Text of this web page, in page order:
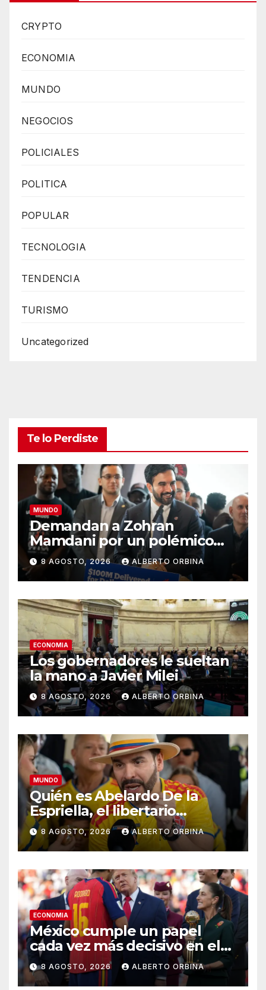
CRYPTO
ECONOMIA
MUNDO
NEGOCIOS
POLICIALES
POLITICA
POPULAR
TECNOLOGIA
TENDENCIA
TURISMO
Uncategorized
Te lo Perdiste
MUNDO
Demandan a Zohran
Mamdani por un polémico
impuesto inmobiliario que
podría afectar a miles de
personas
8 AGOSTO, 2026 ALBERTO ORBINA
ECONOMIA
Los gobernadores le sueltan
la mano a Javier Milei
8 AGOSTO, 2026 ALBERTO ORBINA
MUNDO
Quién es Abelardo De la
Espriella, el libertario
admirador de Javier Milei que
asumió la presidencia de
Colombia
8 AGOSTO, 2026 ALBERTO ORBINA
ECONOMIA
México cumple un papel
cada vez más decisivo en el
capitalismo norteamericano
8 AGOSTO, 2026 ALBERTO ORBINA